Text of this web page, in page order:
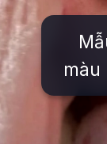
màu